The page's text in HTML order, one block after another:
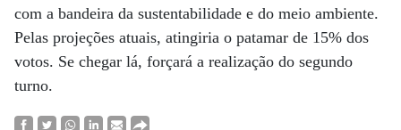
com a bandeira da sustentabilidade e do meio ambiente.
Pelas projeções atuais, atingiria o patamar de 15% dos
votos. Se chegar lá, forçará a realização do segundo
turno.